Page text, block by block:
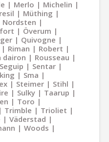
Merlo
Michelin
Müthing
Nordsten
Överum
Quivogne
Riman
Robert
dairon
Rousseau
Seguip
Sentar
Sma
Steimer
Stihl
Sulky
Taarup
Toro
Trimble
Trioliet
Väderstad
Woods